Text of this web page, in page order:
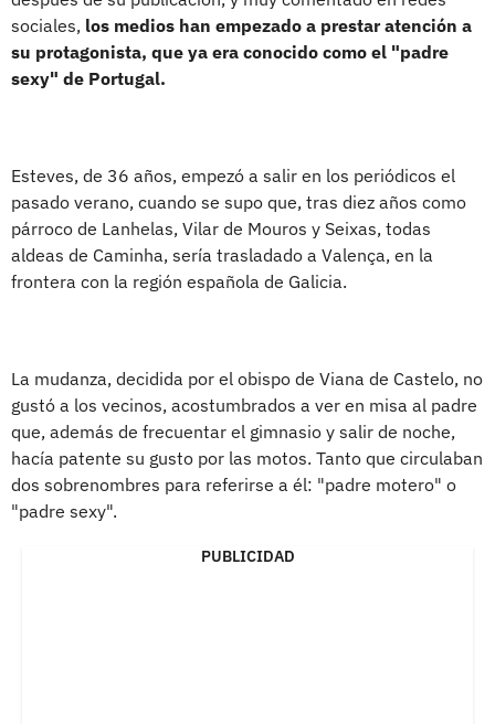
sociales, los medios han empezado a prestar atención a
su protagonista, que ya era conocido como el "padre
sexy" de Portugal.
Esteves, de 36 años, empezó a salir en los periódicos el
pasado verano, cuando se supo que, tras diez años como
párroco de Lanhelas, Vilar de Mouros y Seixas, todas
aldeas de Caminha, sería trasladado a Valença, en la
frontera con la región española de Galicia.
La mudanza, decidida por el obispo de Viana de Castelo, no
gustó a los vecinos, acostumbrados a ver en misa al padre
que, además de frecuentar el gimnasio y salir de noche,
hacía patente su gusto por las motos. Tanto que circulaban
dos sobrenombres para referirse a él: "padre motero" o
"padre sexy".
PUBLICIDAD